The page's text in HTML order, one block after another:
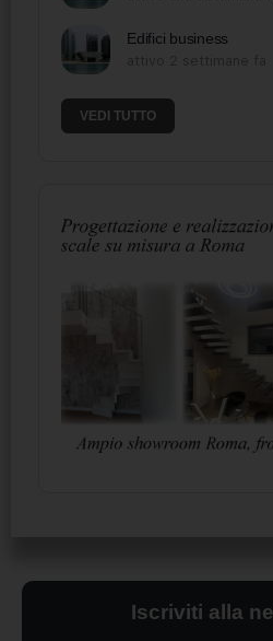
Edifici business
VEDI TUTTO
Iscriviti alla